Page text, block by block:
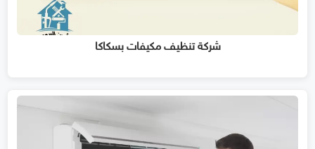
شركة تنظيف مكيفات بسكاكا